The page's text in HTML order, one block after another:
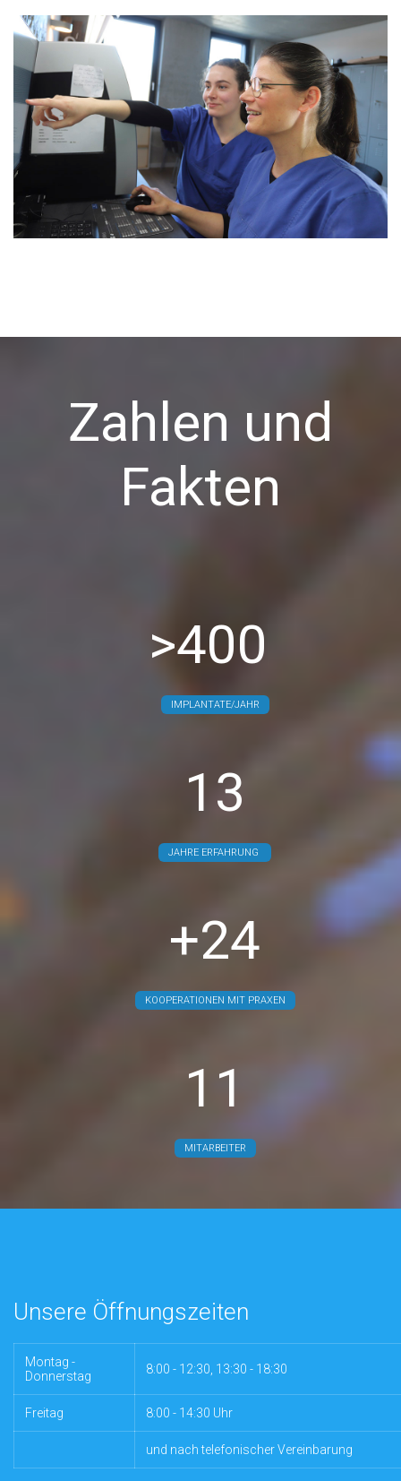
Zahlen und
Fakten
>400
IMPLANTATE/JAHR
13
JAHRE ERFAHRUNG
+24
KOOPERATIONEN MIT PRAXEN
11
MITARBEITER
Unsere Öffnungszeiten
Montag -
Donnerstag
8:00 - 12:30, 13:30 - 18:30
Freitag 8:00 - 14:30 Uhr
und nach telefonischer Vereinbarung